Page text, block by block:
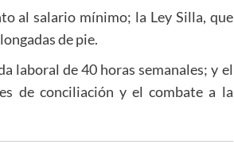
al salario mínimo; la Ley Silla, que
de pie.
laboral de 40 horas semanales; y el
de conciliación y el combate a la